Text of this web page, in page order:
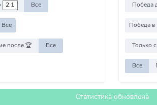
Все
Все
после 🏆 Все
Победа
Победа в
Только
Все
Статистика обновлена